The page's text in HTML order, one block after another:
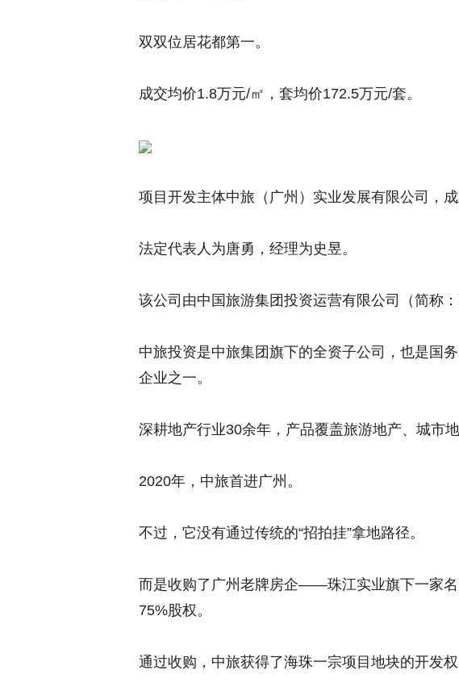
双双位居花都第一。
成交均价1.8万元/㎡ ，套均价172.5万元/套。
项目开发主体中旅（广州）实业发展有限公司，成
法定代表人为唐勇，经理为史昱。
该公司由中国旅游集团投资运营有限公司 （简称
中旅投资是中旅集团旗下的全资子公司，也是国
企业之一。
深耕地产行业30余年，产品覆盖旅游地产、城市
2020年，中旅首进广州。
不过，它没有通过传统的“招拍挂”拿地路径。
而是收购了广州老牌房企——珠江实业旗下一家
75%股权。
通过收购，中旅获得了海珠一宗项目地块的开发权